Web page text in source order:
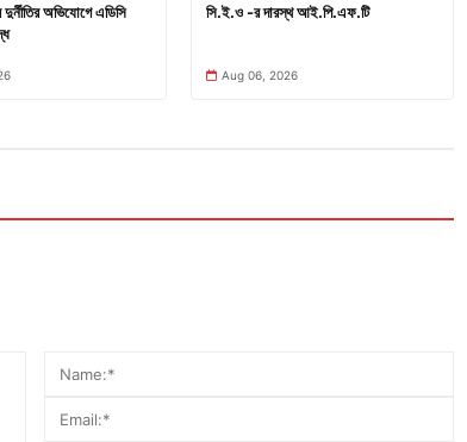
অভিযোগে এডিসি
সি.ই.ও -র দারস্থ আই.পি.এফ.টি
Aug 06, 2026